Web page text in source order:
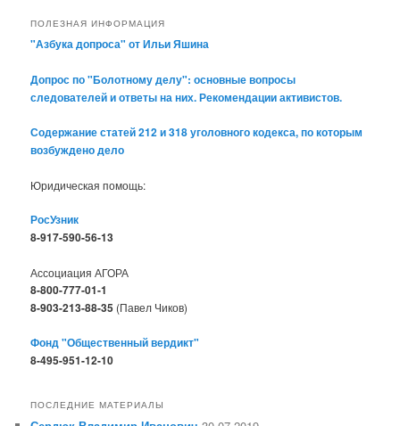
ПОЛЕЗНАЯ ИНФОРМАЦИЯ
"Азбука допроса" от Ильи Яшина
Допрос по "Болотному делу": основные вопросы
следователей и ответы на них. Рекомендации активистов.
Содержание статей 212 и 318 уголовного кодекса, по которым
возбуждено дело
Юридическая помощь:
РосУзник
8-917-590-56-13
Ассоциация АГОРА
8-800-777-01-1
8-903-213-88-35 (Павел Чиков)
Фонд "Общественный вердикт"
8-495-951-12-10
ПОСЛЕДНИЕ МАТЕРИАЛЫ